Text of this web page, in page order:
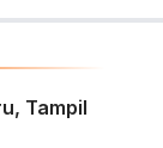
Tampil